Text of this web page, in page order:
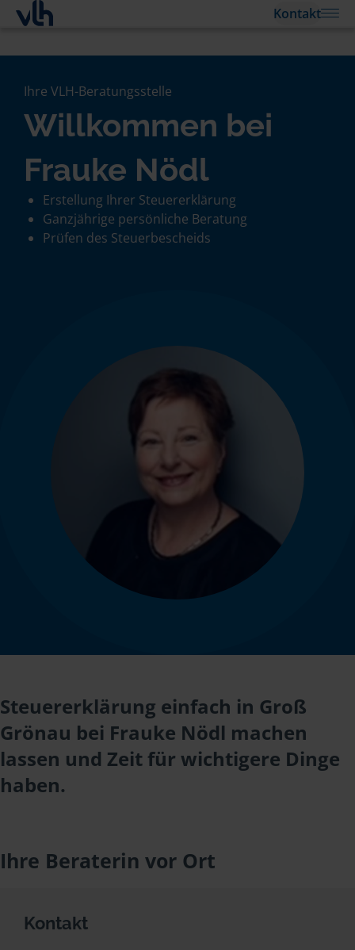
Kontakt
Ihre VLH-Beratungsstelle
Willkommen bei
Frauke Nödl
Erstellung Ihrer Steuererklärung
Ganzjährige persönliche Beratung
Prüfen des Steuerbescheids
Steuererklärung einfach in Groß
Grönau bei Frauke Nödl machen
lassen und Zeit für wichtigere Dinge
haben.
Ihre Beraterin vor Ort
Kontakt